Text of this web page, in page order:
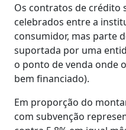
Os contratos de crédito
celebrados entre a
consumidor, mas parte
suportada por uma
o ponto de venda onde
bem financiado).
Em proporção do
com subvenção